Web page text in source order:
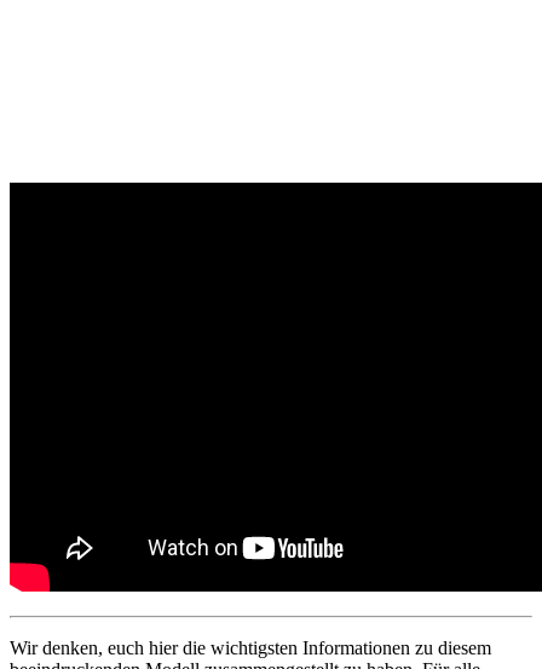
Wir denken, euch hier die wichtigsten Informationen zu diesem